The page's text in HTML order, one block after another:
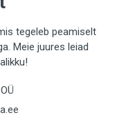
tegeleb peamiselt
Meie juures leiad